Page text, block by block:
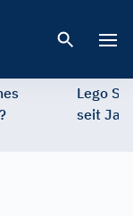
Lego
seit